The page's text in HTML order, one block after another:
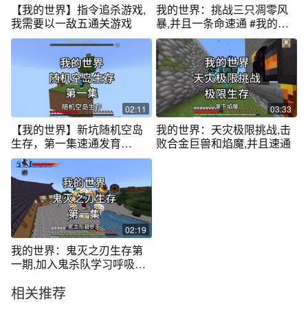
【我的世界】指令追杀游戏,
我需要以一敌五通关游戏
我的世界：挑战三只凋零风
暴,并且一条命速通 #我的世
界
02:11
【我的世界】新坑随机空岛
生存，第一集速通发育
#minecraft
03:33
我的世界：天灾极限挑战,击
败合金巨兽和焰魔,并且速通
02:19
我的世界：鬼灭之刃生存第
一期,加入鬼杀队学习呼吸法,
相关推荐